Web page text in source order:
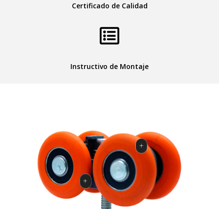
Certificado de Calidad
Instructivo de Montaje